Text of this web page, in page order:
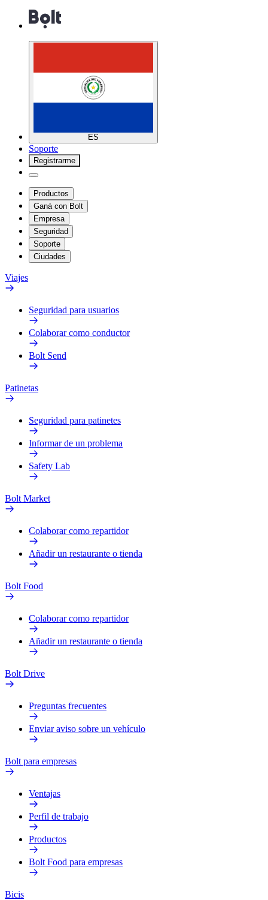
ES
Soporte
Registrarme
Productos
Ganá con Bolt
Empresa
Seguridad
Soporte
Ciudades
Viajes
Seguridad para usuarios
Colaborar como conductor
Bolt Send
Patinetas
Seguridad para patinetes
Informar de un problema
Safety Lab
Bolt Market
Colaborar como repartidor
Añadir un restaurante o tienda
Bolt Food
Colaborar como repartidor
Añadir un restaurante o tienda
Bolt Drive
Preguntas frecuentes
Enviar aviso sobre un vehículo
Bolt para empresas
Ventajas
Perfil de trabajo
Productos
Bolt Food para empresas
Bicis